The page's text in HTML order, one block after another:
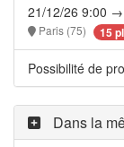
21/12/26 9:00
Paris (75) 15
Possibilité de
Dans la